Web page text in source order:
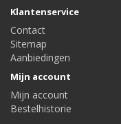
Klantenservice
Contact
Sitemap
Aanbiedingen
Mijn account
Mijn account
Bestelhistorie